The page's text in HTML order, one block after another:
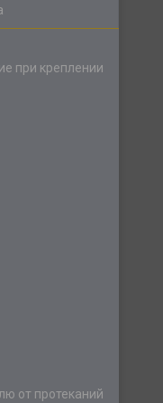
при креплении
от протеканий